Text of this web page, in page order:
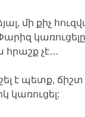
մի քիչ
հրաշք չէ…
է պետք,
կառուցել: